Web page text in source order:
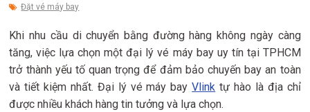
Đặt vé máy bay
Khi nhu cầu di chuyển bằng đường hàng không ngày càng
tăng, việc lựa chọn một đại lý vé máy bay uy tín tại TPHCM
trở thành yếu tố quan trọng để đảm bảo chuyến bay an toàn
và tiết kiệm nhất. Đại lý vé máy bayVlink tự hào là địa chỉ
được nhiều khách hàng tin tưởng và lựa chọn.